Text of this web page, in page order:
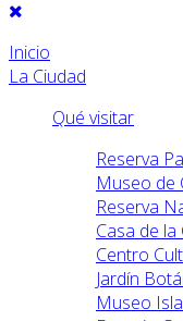
Inicio
La Ciudad
Qué visitar
Reserva
Museo de
Reserva
Casa de la
Centro
Jardín
Museo